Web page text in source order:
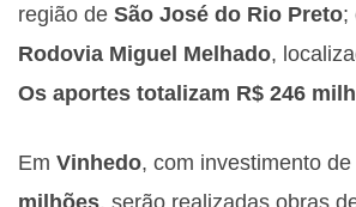
região de São José do Rio Preto;
Rodovia Miguel Melhado,
Os aportes totalizam R$ 246
Em Vinhedo, com investimento de